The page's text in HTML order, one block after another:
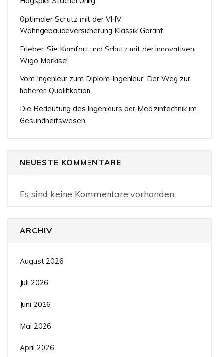
Optimaler Schutz mit der VHV
Wohngebäudeversicherung Klassik Garant
Erleben Sie Komfort und Schutz mit der innovativen
Wigo Markise!
Vom Ingenieur zum Diplom-Ingenieur: Der Weg zur
höheren Qualifikation
Die Bedeutung des Ingenieurs der Medizintechnik im
Gesundheitswesen
NEUESTE KOMMENTARE
Es sind keine Kommentare vorhanden.
ARCHIV
August 2026
Juli 2026
Juni 2026
Mai 2026
April 2026